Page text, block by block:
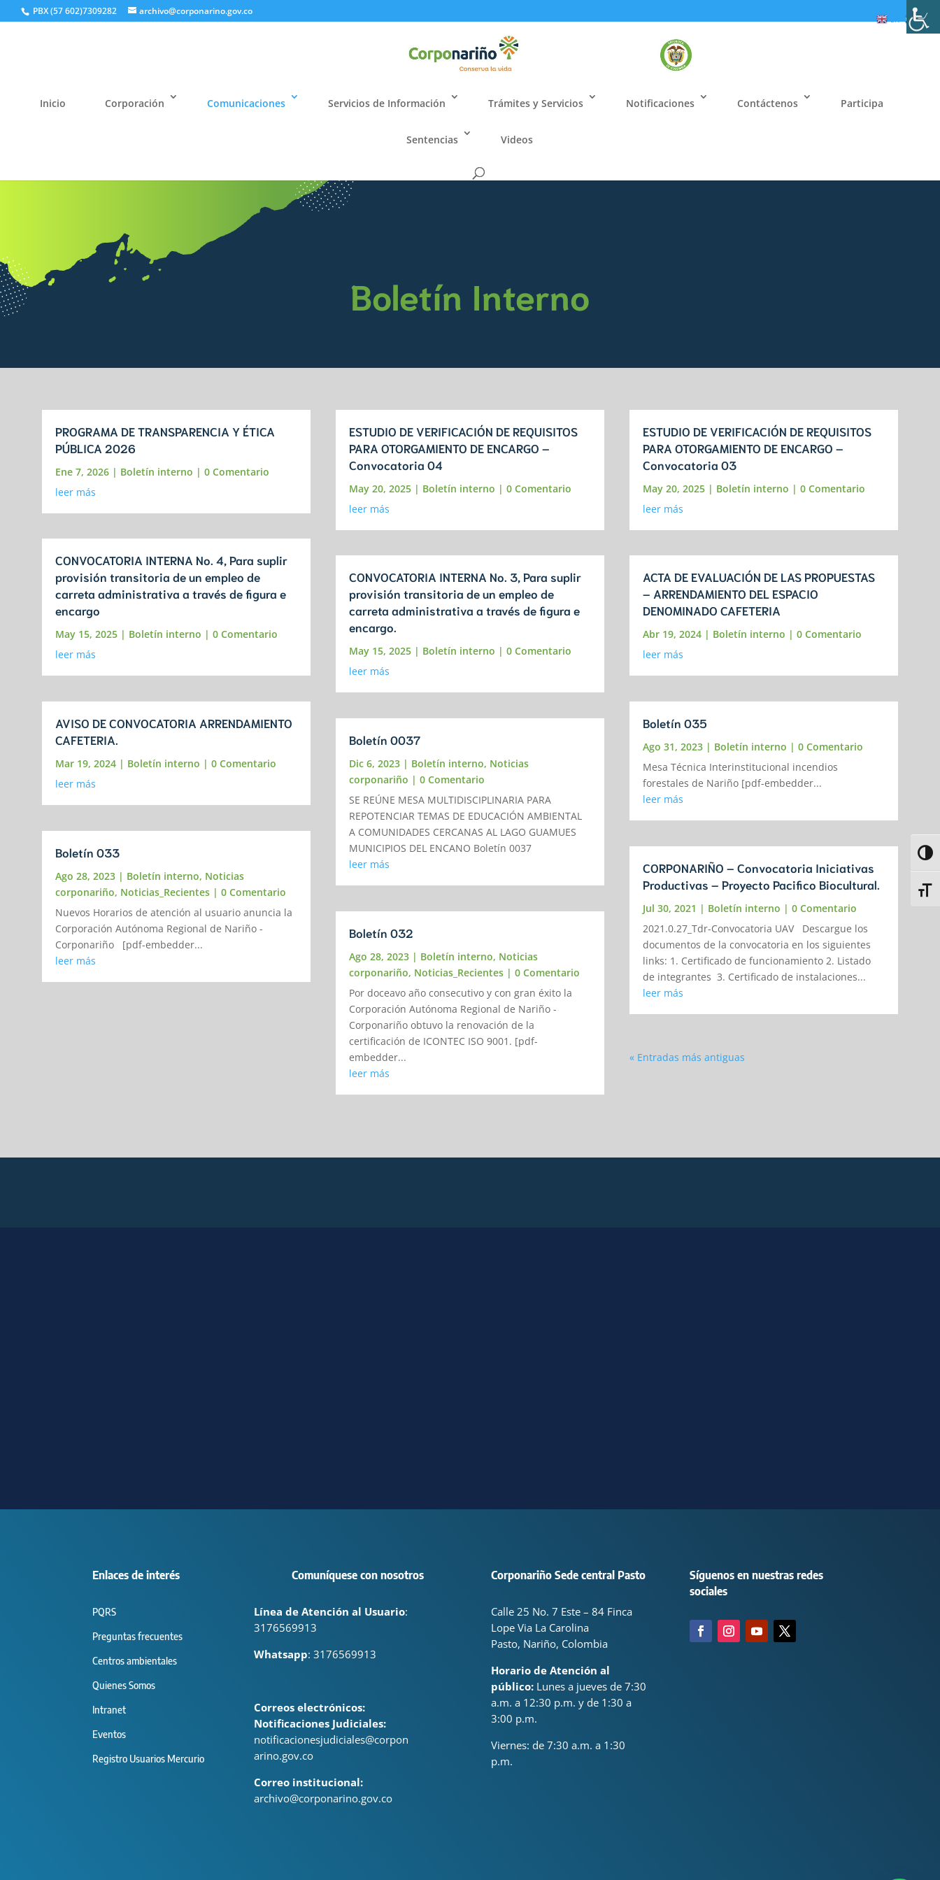
PBX (57 602)7309282 archivo@corponarino.gov.co
Inicio Corporación Comunicaciones Servicios de Información Trámites y Servicios Notificaciones Contáctenos Participa
Sentencias Videos
Boletín Interno
PROGRAMA DE TRANSPARENCIA Y ÉTICA
PÚBLICA 2026
Ene 7, 2026 | Boletín interno | 0 Comentario
leer más
CONVOCATORIA INTERNA No. 4, Para suplir
provisión transitoria de un empleo de
carreta administrativa a través de figura e
encargo
May 15, 2025 | Boletín interno | 0 Comentario
leer más
AVISO DE CONVOCATORIA ARRENDAMIENTO
CAFETERIA.
Mar 19, 2024 | Boletín interno | 0 Comentario
leer más
Boletín 033
Ago 28, 2023 | Boletín interno, Noticias
corponariño, Noticias_Recientes | 0 Comentario
Nuevos Horarios de atención al usuario anuncia la
Corporación Autónoma Regional de Nariño -
Corponariño [pdf-embedder...
leer más
ESTUDIO DE VERIFICACIÓN DE REQUISITOS
PARA OTORGAMIENTO DE ENCARGO –
Convocatoria 04
May 20, 2025 | Boletín interno | 0 Comentario
leer más
CONVOCATORIA INTERNA No. 3, Para suplir
provisión transitoria de un empleo de
carreta administrativa a través de figura e
encargo.
May 15, 2025 | Boletín interno | 0 Comentario
leer más
Boletín 0037
Dic 6, 2023 | Boletín interno, Noticias
corponariño | 0 Comentario
SE REÚNE MESA MULTIDISCIPLINARIA PARA
REPOTENCIAR TEMAS DE EDUCACIÓN AMBIENTAL
A COMUNIDADES CERCANAS AL LAGO GUAMUES
MUNICIPIOS DEL ENCANO Boletín 0037
leer más
Boletín 032
Ago 28, 2023 | Boletín interno, Noticias
corponariño, Noticias_Recientes | 0 Comentario
Por doceavo año consecutivo y con gran éxito la
Corporación Autónoma Regional de Nariño -
Corponariño obtuvo la renovación de la
certificación de ICONTEC ISO 9001. [pdf-
embedder...
leer más
ESTUDIO DE VERIFICACIÓN DE REQUISITOS
PARA OTORGAMIENTO DE ENCARGO –
Convocatoria 03
May 20, 2025 | Boletín interno | 0 Comentario
leer más
ACTA DE EVALUACIÓN DE LAS PROPUESTAS
– ARRENDAMIENTO DEL ESPACIO
DENOMINADO CAFETERIA
Abr 19, 2024 | Boletín interno | 0 Comentario
leer más
Boletín 035
Ago 31, 2023 | Boletín interno | 0 Comentario
Mesa Técnica Interinstitucional incendios
forestales de Nariño [pdf-embedder...
leer más
CORPONARIÑO – Convocatoria Iniciativas
Productivas – Proyecto Pacifico Biocultural.
Jul 30, 2021 | Boletín interno | 0 Comentario
2021.0.27_Tdr-Convocatoria UAV Descargue los
documentos de la convocatoria en los siguientes
links: 1. Certificado de funcionamiento 2. Listado
de integrantes 3. Certificado de instalaciones...
leer más
« Entradas más antiguas
Enlaces de interés
PQRS
Preguntas frecuentes
Centros ambientales
Quienes Somos
Intranet
Eventos
Registro Usuarios Mercurio
Comuníquese con nosotros
Línea de Atención al Usuario:
3176569913
Whatsapp: 3176569913
Correos electrónicos:
Notificaciones Judiciales:
notificacionesjudiciales@corpon
arino.gov.co
Correo institucional:
archivo@corponarino.gov.co
Corponariño Sede central Pasto
Calle 25 No. 7 Este – 84 Finca
Lope Via La Carolina
Pasto, Nariño, Colombia
Horario de Atención al
público:Lunes a jueves de 7:30
a.m. a 12:30 p.m. y de 1:30 a
3:00 p.m.
Viernes: de 7:30 a.m. a 1:30
p.m.
Síguenos en nuestras redes
sociales
ES